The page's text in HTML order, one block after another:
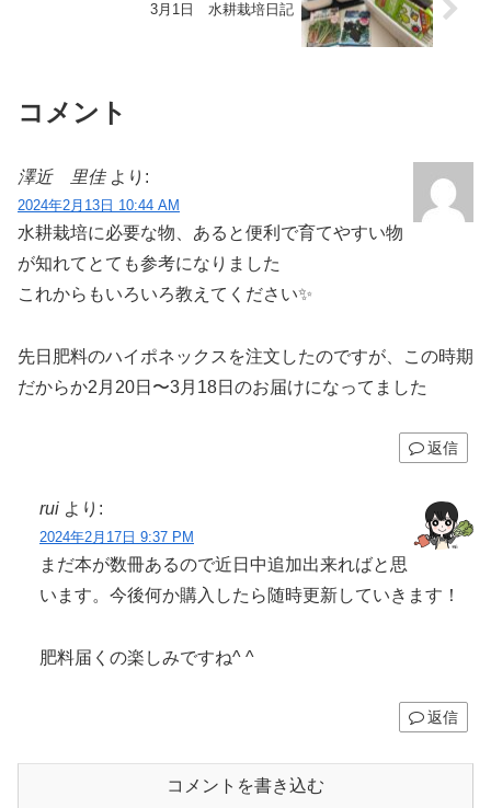
3月1日 水耕栽培日記
コメント
澤近 里佳 より:
2024年2月13日 10:44 AM
水耕栽培に必要な物、あると便利で育てやすい物
が知れてとても参考になりました
これからもいろいろ教えてください✨
先日肥料のハイポネックスを注文したのですが、この時期
だからか2月20日〜3月18日のお届けになってました
返信
rui より:
2024年2月17日 9:37 PM
まだ本が数冊あるので近日中追加出来ればと思
います。今後何か購入したら随時更新していきます！
肥料届くの楽しみですね^ ^
返信
コメントを書き込む